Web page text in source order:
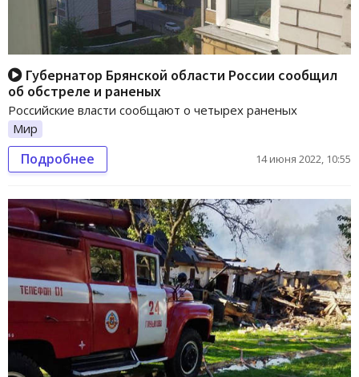
Губернатор Брянской области России сообщил
об обстреле и раненых
Российские власти сообщают о четырех раненых
Мир
Подробнее 14 июня 2022, 10:55